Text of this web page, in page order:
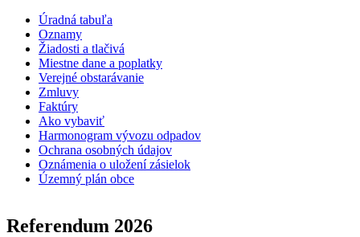
Úradná tabuľa
Oznamy
Žiadosti a tlačivá
Miestne dane a poplatky
Verejné obstarávanie
Zmluvy
Faktúry
Ako vybaviť
Harmonogram vývozu odpadov
Ochrana osobných údajov
Oznámenia o uložení zásielok
Územný plán obce
Referendum 2026